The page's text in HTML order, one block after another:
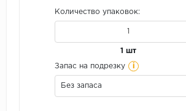
Количество упаковок:
1 шт
Запас на подрезку i
Без запаса